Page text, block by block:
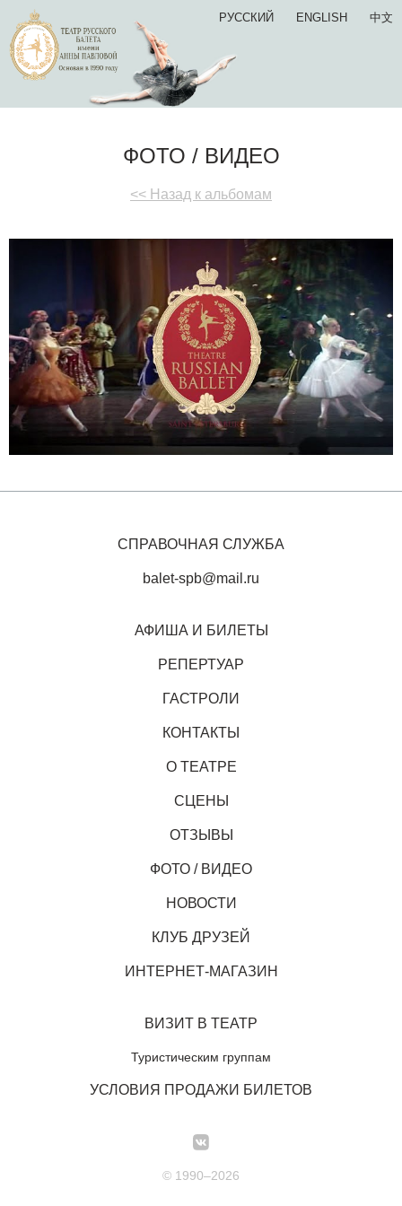
РУССКИЙ ENGLISH 中文
ФОТО / ВИДЕО
<< Назад к альбомам
АФИША И БИЛЕТЫ
РЕПЕРТУАР
ГАСТРОЛИ
КОНТАКТЫ
О ТЕАТРЕ
СЦЕНЫ
ОТЗЫВЫ
ФОТО / ВИДЕО
НОВОСТИ
КЛУБ ДРУЗЕЙ
ИНТЕРНЕТ-МАГАЗИН
ВИЗИТ В ТЕАТР
Туристическим группам
УСЛОВИЯ ПРОДАЖИ БИЛЕТОВ
СПРАВОЧНАЯ СЛУЖБА
balet-spb@mail.ru
© 1990–2026